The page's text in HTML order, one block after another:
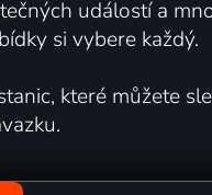
událostí a
si vybere každý.
které můžete